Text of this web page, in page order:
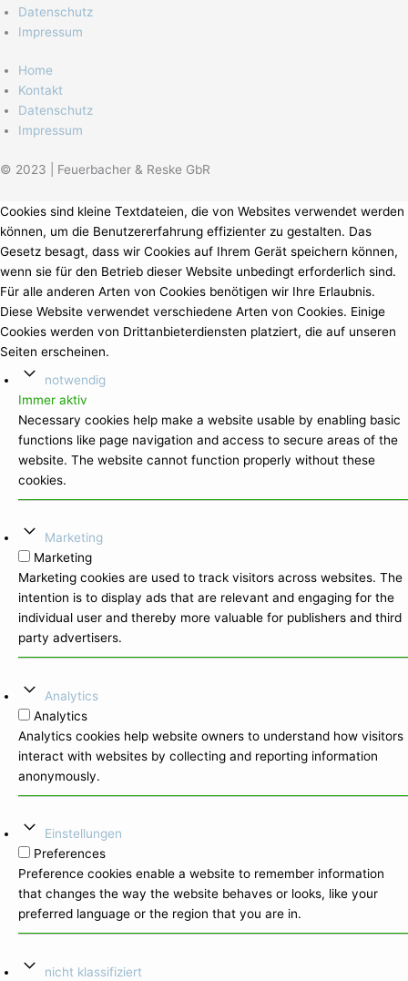
Datenschutz
Impressum
Home
Kontakt
Datenschutz
Impressum
© 2023 | Feuerbacher & Reske GbR
Cookies sind kleine Textdateien, die von Websites verwendet werden
können, um die Benutzererfahrung effizienter zu gestalten. Das
Gesetz besagt, dass wir Cookies auf Ihrem Gerät speichern können,
wenn sie für den Betrieb dieser Website unbedingt erforderlich sind.
Für alle anderen Arten von Cookies benötigen wir Ihre Erlaubnis.
Diese Website verwendet verschiedene Arten von Cookies. Einige
Cookies werden von Drittanbieterdiensten platziert, die auf unseren
Seiten erscheinen.
notwendig
Immer aktiv
Necessary cookies help make a website usable by enabling basic
functions like page navigation and access to secure areas of the
website. The website cannot function properly without these
cookies.
Marketing
Marketing
Marketing cookies are used to track visitors across websites. The
intention is to display ads that are relevant and engaging for the
individual user and thereby more valuable for publishers and third
party advertisers.
Analytics
Analytics
Analytics cookies help website owners to understand how visitors
interact with websites by collecting and reporting information
anonymously.
Einstellungen
Preferences
Preference cookies enable a website to remember information
that changes the way the website behaves or looks, like your
preferred language or the region that you are in.
nicht klassifiziert